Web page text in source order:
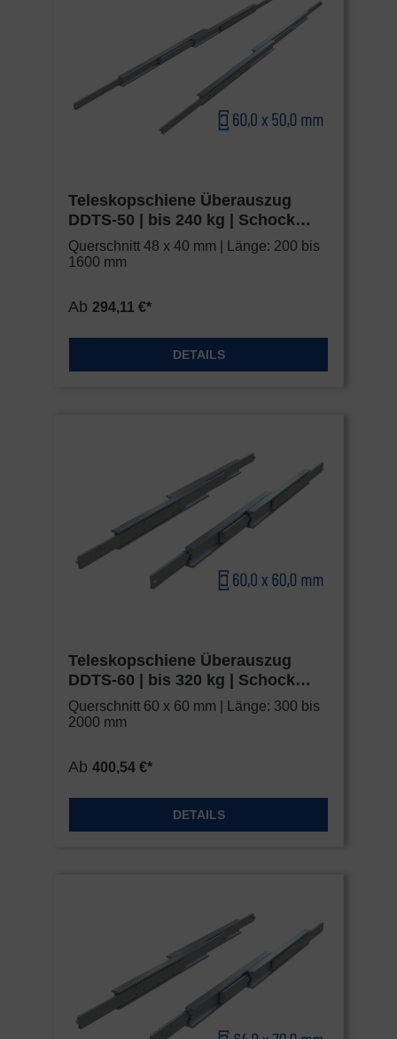
Teleskopschiene Überauszug
DDTS-50 | bis 240 kg | Schock
Metall HEAVY
Querschnitt 48 x 40 mm | Länge: 200 bis
1600 mm
Ab 294,11 €*
DETAILS
Teleskopschiene Überauszug
DDTS-60 | bis 320 kg | Schock
Metall HEAVY
Querschnitt 60 x 60 mm | Länge: 300 bis
2000 mm
Ab 400,54 €*
DETAILS